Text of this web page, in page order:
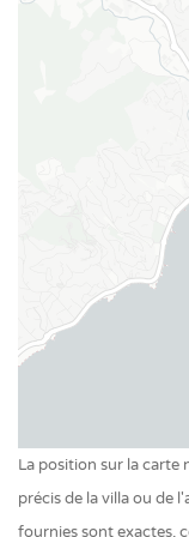
Portail electrique
Terrain de
Douche de jardin
Jardin privé
Piscine
Piscine privée
La position sur la carte
précis de la villa ou de
fournies sont exactes,